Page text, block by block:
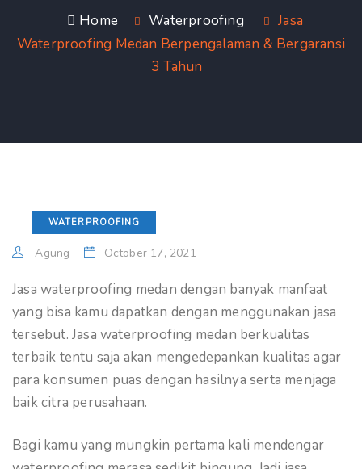
Home Waterproofing
Jasa
Waterproofing Medan Berpengalaman & Bergaransi
3 Tahun
WATERPROOFING
Agung October 17, 2021
Jasa waterproofing medan dengan banyak manfaat
yang bisa kamu dapatkan dengan menggunakan jasa
tersebut. Jasa waterproofing medan berkualitas
terbaik tentu saja akan mengedepankan kualitas agar
para konsumen puas dengan hasilnya serta menjaga
baik citra perusahaan.
Bagi kamu yang mungkin pertama kali mendengar